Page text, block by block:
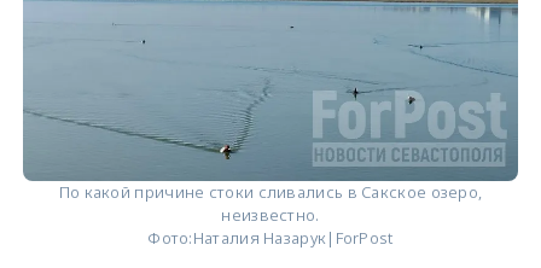
По какой причине стоки сливались в Сакское озеро,
неизвестно.
Фото:Наталия Назарук|ForPost